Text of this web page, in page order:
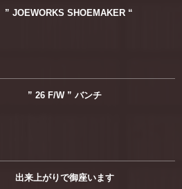
” JOEWORKS SHOEMAKER “
” 26 F/W ” バンチ
出来上がりで御座います